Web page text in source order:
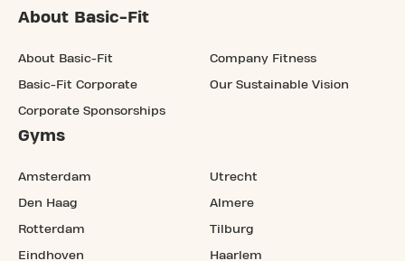
About Basic-Fit
About Basic-Fit
Basic-Fit Corporate
Corporate Sponsorships
Company Fitness
Our Sustainable Vision
Gyms
Amsterdam
Den Haag
Rotterdam
Eindhoven
Utrecht
Almere
Tilburg
Haarlem